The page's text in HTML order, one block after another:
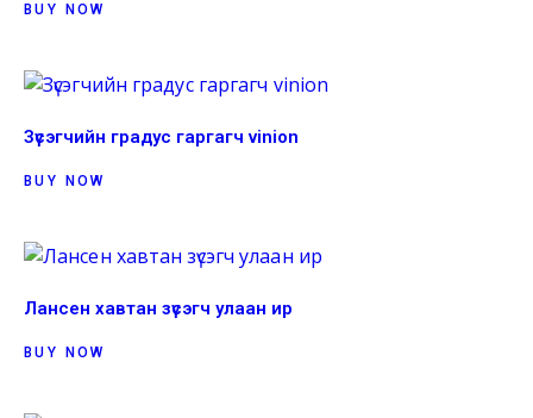
BUY NOW
Зүсэгчийн градус гаргагч vinion
BUY NOW
Лансен хавтан зүсэгч улаан ир
BUY NOW